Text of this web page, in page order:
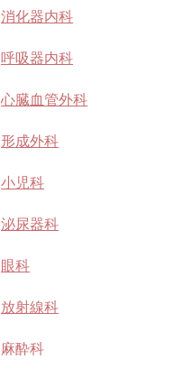
消化器内科
呼吸器内科
心臓血管外科
形成外科
小児科
泌尿器科
眼科
放射線科
麻酔科